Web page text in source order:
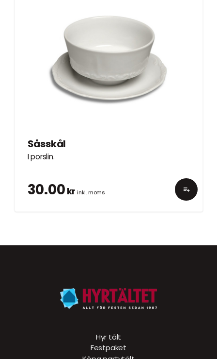
Såsskål
I porslin.
30.00 kr inkl. moms
Hyr tält
Festpaket